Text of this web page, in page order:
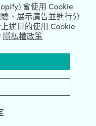
會使用 Cookie
、展示廣告並進行分
述目的使用 Cookie
隱私權政策
All Rights Reserved.
We're Hiring